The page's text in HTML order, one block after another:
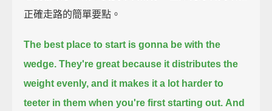
正確走路的簡單要點。
The best place to start is gonna be with the
wedge. They're great because it distributes the
weight evenly, and it makes it a lot harder to
teeter in them when you're first starting out. And